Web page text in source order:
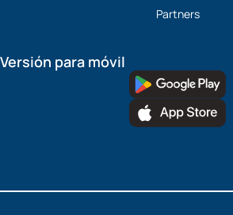
Partners
Versión para móvil